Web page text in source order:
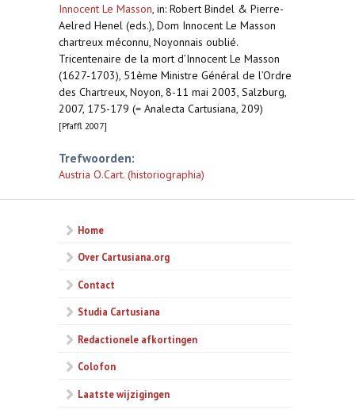
Innocent Le Masson, in: Robert Bindel & Pierre-
Aelred Henel (eds.), Dom Innocent Le Masson
chartreux méconnu, Noyonnais oublié.
Tricentenaire de la mort d’Innocent Le Masson
(1627-1703), 51ème Ministre Général de l’Ordre
des Chartreux, Noyon, 8-11 mai 2003, Salzburg,
2007, 175-179 (= Analecta Cartusiana, 209)
[Pfaffl 2007]
Trefwoorden:
Austria O.Cart. (historiographia)
Home
Over Cartusiana.org
Contact
Studia Cartusiana
Redactionele afkortingen
Colofon
Laatste wijzigingen